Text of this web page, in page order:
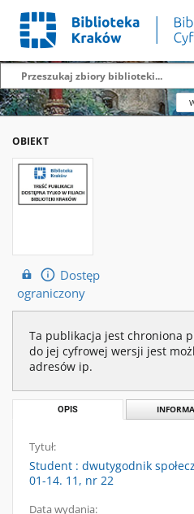
OBIEKT
Dostęp
ograniczony
Ta publikacja jest chroniona
do jej cyfrowej wersji jest
adresów ip.
OPIS
Tytuł:
Student : dwutygodnik
01-14. 11, nr 22
Data wydania: